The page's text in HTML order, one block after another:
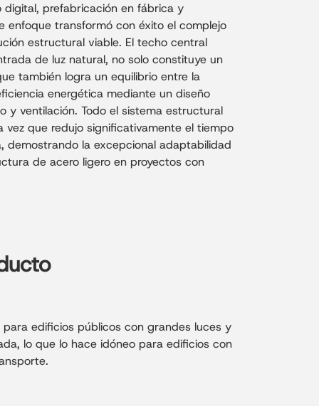
digital, prefabricación en fábrica y
enfoque transformó con éxito el complejo
estructural viable. El techo central
de luz natural, no solo constituye un
también logra un equilibrio entre la
energética mediante un diseño
y ventilación. Todo el sistema estructural
vez que redujo significativamente el tiempo
demostrando la excepcional adaptabilidad
de acero ligero en proyectos con
edificios públicos con grandes luces y
lo que lo hace idóneo para edificios con